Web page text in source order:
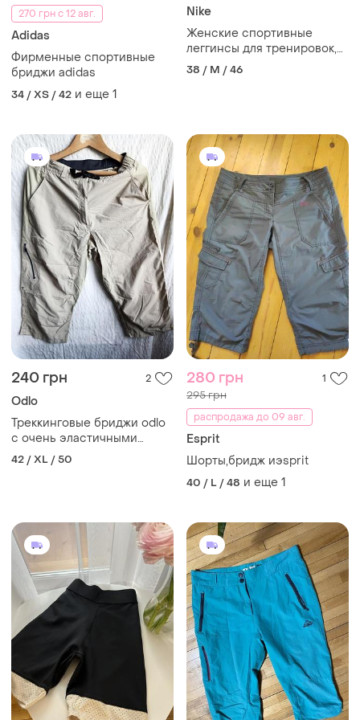
270 грн с 12 авг.
Adidas
Фирменные спортивные
бриджи adidas
34 / XS / 42 и еще 1
Nike
Женские спортивные
леггинсы для тренировок,
эластичные черного цвета
с розовыми вставками.
38 / M / 46
240 грн 2
Odlo
Треккинговые бриджи odlo
с очень эластичными
вставками
42 / XL / 50
280 грн 1
295 грн
распродажа до 09 авг.
Esprit
Шорты,бридж иэsprit
40 / L / 48 и еще 1